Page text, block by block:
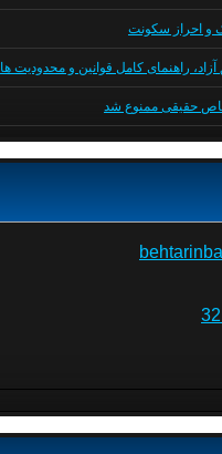
و احراز سکونت
راهنمای کامل قوانین و محدودیت ها
حقیقی ممنوع شد